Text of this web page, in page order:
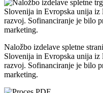
Naložbo izdelave spletne
Slovenija in Evropska unija iz
razvoj. Sofinanciranje je bilo
marketing.